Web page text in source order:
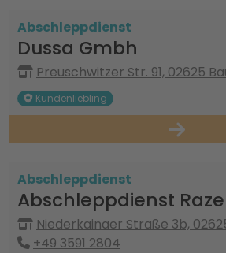
Abschleppdienst
Dussa Gmbh
Preuschwitzer Str. 91, 02625
Kundenliebling
Abschleppdienst
Abschleppdienst
Niederkainaer Straße 3b,
+49 3591 2804